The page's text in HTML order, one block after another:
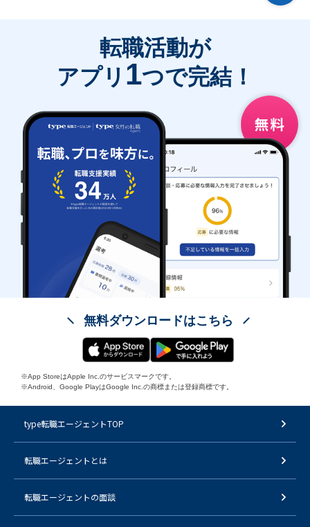
転職活動が
アプリ 1つで完結！
無料ダウンロードはこちら
※App StoreはApple Inc.のサービスマークです。
※Android、Google PlayはGoogle Inc.の商標または登録商標です。
type転職エージェントTOP
転職エージェントとは
転職エージェントの面談